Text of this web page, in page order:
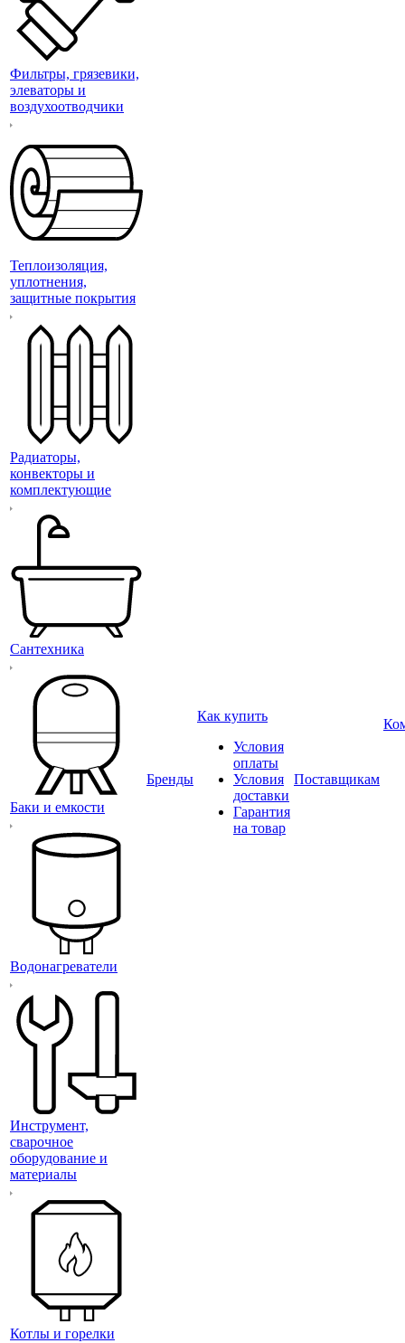
Фильтры, грязевики,
элеваторы и
воздухоотводчики
Теплоизоляция,
уплотнения,
защитные покрытия
Радиаторы,
конвекторы и
комплектующие
Сантехника
Баки и емкости
Водонагреватели
Инструмент,
сварочное
оборудование и
материалы
Котлы и горелки
Бренды
Как купить
Условия
оплаты
Условия
доставки
Гарантия
на товар
Поставщикам